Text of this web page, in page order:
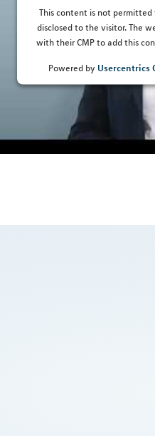
This content is not
disclosed to the visitor. The
with their CMP to add this
Powered by Usercentrics